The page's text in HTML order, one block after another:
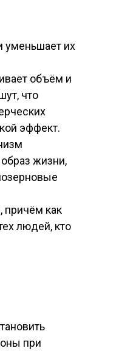
уменьшает их
объём и
что
эффект.
жизни,
причём как
людей, кто
при